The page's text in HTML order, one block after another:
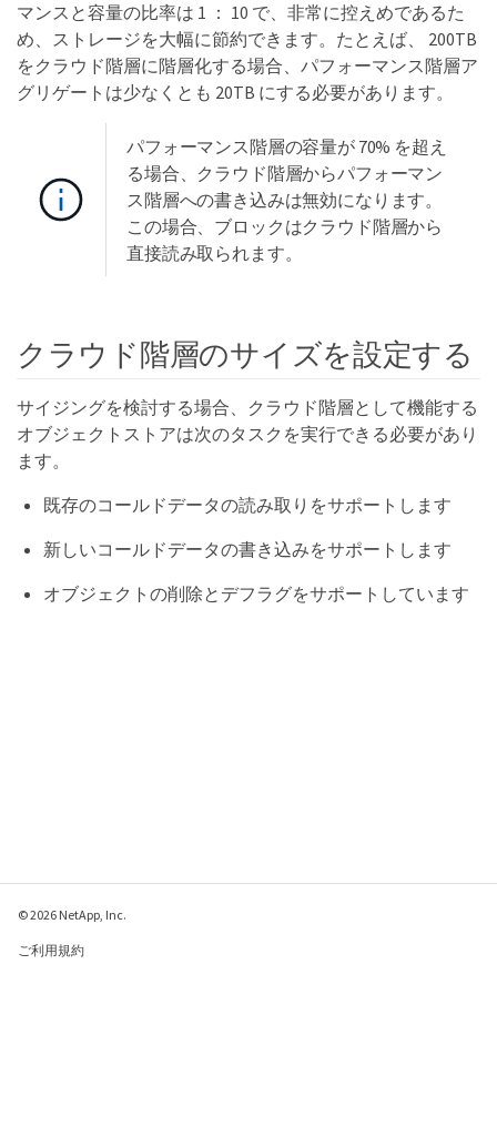
マンスと容量の比率は 1 ： 10 で、非常に控えめであるた
め、ストレージを大幅に節約できます。たとえば、 200TB
をクラウド階層に階層化する場合、パフォーマンス階層ア
グリゲートは少なくとも 20TB にする必要があります。
パフォーマンス階層の容量が 70% を超え
る場合、クラウド階層からパフォーマン
ス階層への書き込みは無効になります。
この場合、ブロックはクラウド階層から
直接読み取られます。
クラウド階層のサイズを設定する
サイジングを検討する場合、クラウド階層として機能する
オブジェクトストアは次のタスクを実行できる必要があり
ます。
既存のコールドデータの読み取りをサポートします
新しいコールドデータの書き込みをサポートします
オブジェクトの削除とデフラグをサポートしています
© 2026 NetApp, Inc.
ご利用規約